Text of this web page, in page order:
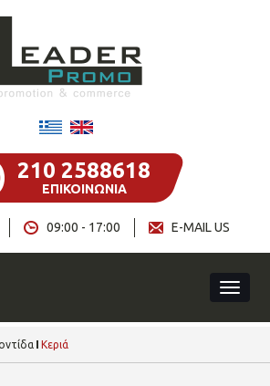
210 2588618
ΕΠΙΚΟΙΝΩΝΙΑ
E-MAIL US
09:00 - 17:00
Κεριά